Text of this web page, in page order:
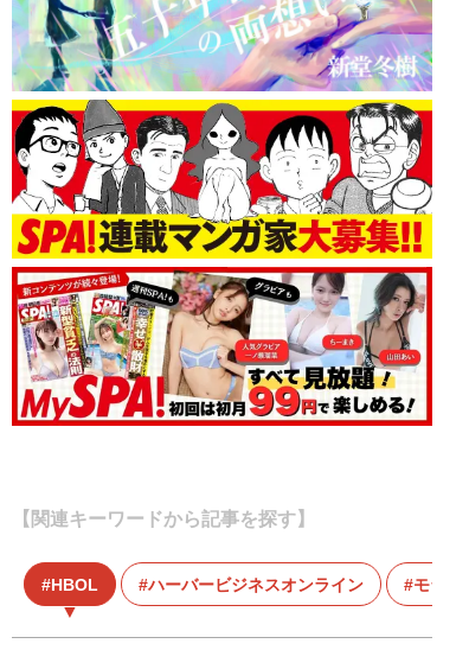
【関連キーワードから記事を探す】
HBOL ハーバービジネスオンライン モラハラ